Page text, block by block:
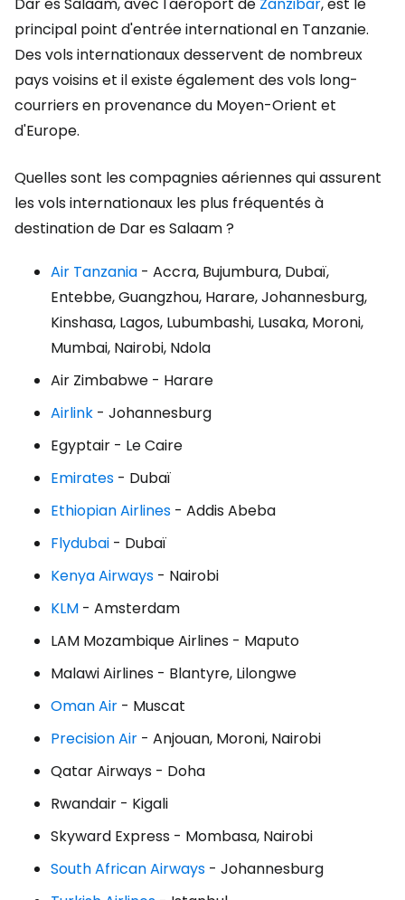
principal point d'entrée international en Tanzanie.
Des vols internationaux desservent de nombreux
pays voisins et il existe également des vols long-
courriers en provenance du Moyen-Orient et
d'Europe.
Quelles sont les compagnies aériennes qui assurent
les vols internationaux les plus fréquentés à
destination de Dar es Salaam ?
Air Tanzania - Accra, Bujumbura, Dubaï,
Entebbe, Guangzhou, Harare, Johannesburg,
Kinshasa, Lagos, Lubumbashi, Lusaka, Moroni,
Mumbai, Nairobi, Ndola
Air Zimbabwe - Harare
Airlink - Johannesburg
Egyptair - Le Caire
Emirates - Dubaï
Ethiopian Airlines - Addis Abeba
Flydubai - Dubaï
Kenya Airways - Nairobi
KLM - Amsterdam
LAM Mozambique Airlines - Maputo
Malawi Airlines - Blantyre, Lilongwe
Oman Air - Muscat
Precision Air - Anjouan, Moroni, Nairobi
Qatar Airways - Doha
Rwandair - Kigali
Skyward Express - Mombasa, Nairobi
South African Airways - Johannesburg